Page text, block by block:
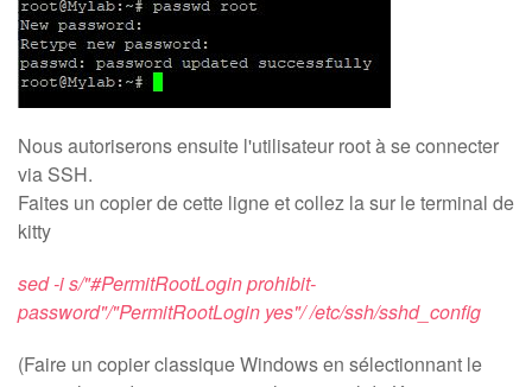
Nous autoriserons ensuite l'utilisateur root à se connecter
via SSH.
Faites un copier de cette ligne et collez la sur le terminal de
kitty
sed -i s/"#PermitRootLogin prohibit-
password"/"PermitRootLogin yes"/ /etc/ssh/sshd_config
(Faire un copier classique Windows en sélectionnant le